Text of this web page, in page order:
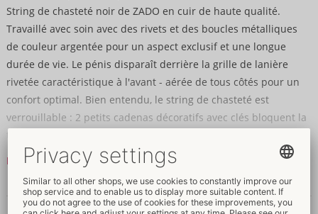
String de chasteté noir de ZADO en cuir de haute qualité.
Travaillé avec soin avec des rivets et des boucles métalliques
de couleur argentée pour un aspect exclusif et une longue
durée de vie. Le pénis disparaît derrière la grille de lanière
rivetée caractéristique à l'avant - aérée de tous côtés pour un
confort optimal. Bien entendu, le string de chasteté est
verrouillable : 2 petits cadenas décoratifs avec clés bloquent la
supplémentaires, un plug anal avec pied/suceur (non fourni)
peut être inséré dans la manchette variable de fixation du plug
dans le string. La manchette est également amovible grâce à
des boutons-pression.
Lire la suite
Données et propriétés